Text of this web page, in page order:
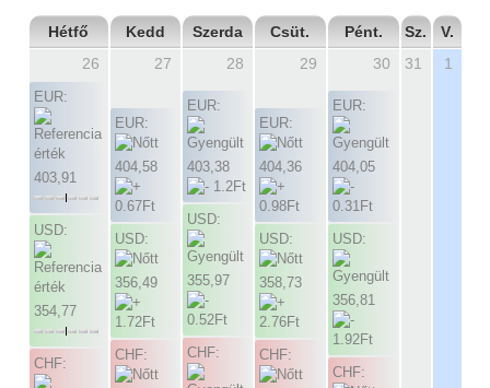
Hétfő Kedd Szerda Csüt. Pént. Sz.
V.
26
EUR:
403,91
USD:
354,77
CHF:
27
EUR:
404,58
USD:
356,49
CHF:
28
EUR:
403,38
USD:
355,97
CHF:
29
EUR:
404,36
USD:
358,73
CHF:
30
EUR:
404,05
USD:
356,81
CHF:
31 1